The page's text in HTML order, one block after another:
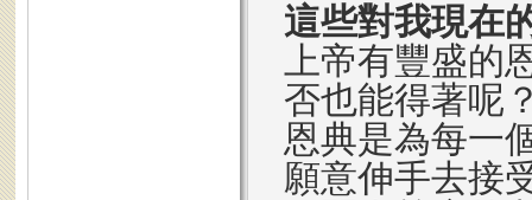
這些對我現在
上帝有豐盛的
否也能得著呢
恩典是為每一
願意伸手去接